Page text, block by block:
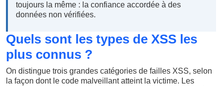
toujours la même : la confiance accordée à des
données non vérifiées.
Quels sont les types de XSS les
plus connus ?
On distingue trois grandes catégories de failles XSS, selon
la façon dont le code malveillant atteint la victime. Les